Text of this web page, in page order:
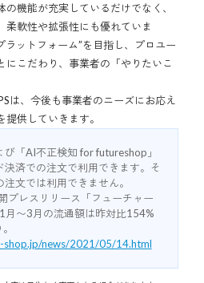
機能が充実しているだけでなく、
柔軟性や拡張性にも優れていま
ラットフォーム”を目指し、プロユー
にこだわり、事業者の「やりたいこ
は、今後も事業者のニーズにお応え
供していきます。
び「AI不正検知 for futureshop」
決済での注文で利用できます。そ
文では利用できません。
プレスリリース「フューチャー
月〜3月の流通額は昨対比154%
news/2021/05/14.html